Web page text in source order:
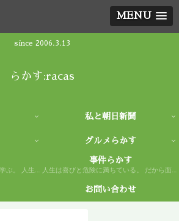
MENU
since 2006.3.13
らかす:racas
私と朝日新聞
グルメらかす
初心者の謙虚さを、スキーから学ぶ。 人生もまた然り。
事件らかす
人生は喜びと危険に満ちている。 だから面白い。
お問い合わせ